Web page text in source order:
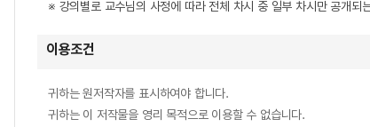
※ 강의별로 교수님의 사정에 따라 전체 차시 중 일부 차시만 공개되
이용조건
귀하는 원저작자를 표시하여야 합니다.
귀하는 이 저작물을 영리 목적으로 이용할 수 없습니다.